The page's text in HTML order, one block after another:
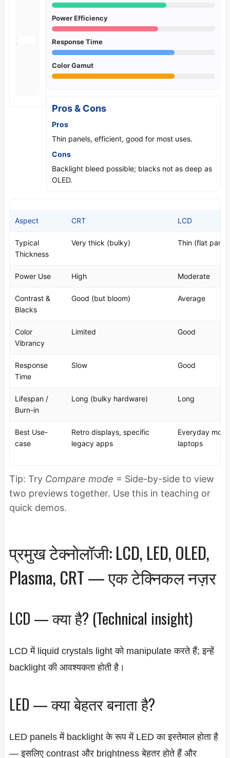
LCD
Power Efficiency
Response Time
Color Gamut
Pros & Cons
Pros
Thin panels, efficient, good for most uses.
Cons
Backlight bleed possible; blacks not as deep as
OLED.
Aspect CRT LCD
Typical
Thickness
Very thick (bulky) Thin (flat
Power Use High Moderate
Contrast &
Blacks
Good (but bloom) Average
Color
Vibrancy
Limited Good
Response
Time
Slow Good
Lifespan /
Burn-in
Long (bulky hardware) Long
Best Use-
case
Retro displays, specific
legacy apps
Everyday
laptops
Tip: Try Compare mode = Side-by-side to view
two previews together. Use this in teaching or
quick demos.
प्रमुख टेक्नोलॉजी: LCD, LED, OLED,
Plasma, CRT — एक टेक्निकल नज़र
LCD — क्या है? (Technical insight)
LCD में liquid crystals light को manipulate करते हैं; इन्हें
backlight की आवश्यकता होती है।
LED — क्या बेहतर बनाता है?
LED panels में backlight के रूप में LED का इस्तेमाल होता है
— इसलिए contrast और brightness बेहतर होते हैं और